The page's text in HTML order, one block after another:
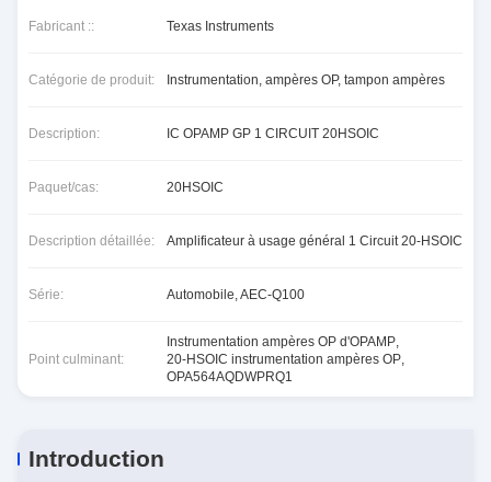
Fabricant :: Texas Instruments
Catégorie de produit: Instrumentation, ampères OP, tampon ampères
Description: IC OPAMP GP 1 CIRCUIT 20HSOIC
Paquet/cas: 20HSOIC
Description détaillée: Amplificateur à usage général 1 Circuit 20-HSOIC
Série: Automobile, AEC-Q100
Point culminant:
Instrumentation ampères OP d'OPAMP,
20-HSOIC instrumentation ampères OP,
OPA564AQDWPRQ1
Introduction